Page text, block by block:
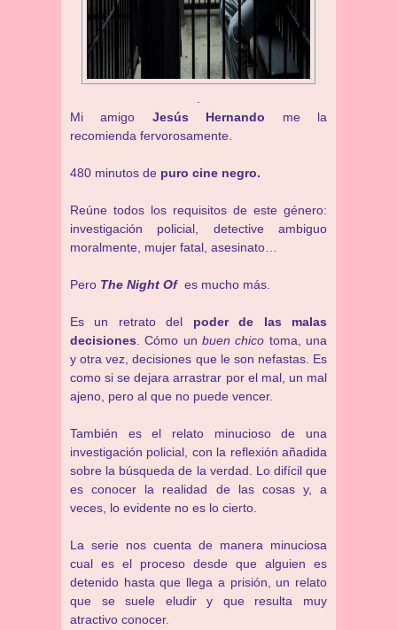
Mi amigo Jesús Hernando me la
recomienda fervorosamente.
480 minutos de puro cine negro.
Reúne todos los requisitos de este género:
investigación policial, detective ambiguo
moralmente, mujer fatal, asesinato…
Pero The Night Ofes mucho más.
Es un retrato del poder de las malas
decisiones . Cómo un buen chico toma, una
y otra vez, decisiones que le son nefastas. Es
como si se dejara arrastrar por el mal, un mal
ajeno, pero al que no puede vencer.
También es el relato minucioso de una
investigación policial, con la reflexión añadida
sobre la búsqueda de la verdad. Lo difícil que
es conocer la realidad de las cosas y, a
veces, lo evidente no es lo cierto.
La serie nos cuenta de manera minuciosa
cual es el proceso desde que alguien es
detenido hasta que llega a prisión, un relato
que se suele eludir y que resulta muy
atractivo conocer.